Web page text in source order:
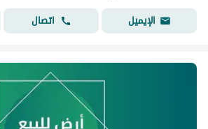
الإيميل
اتصال